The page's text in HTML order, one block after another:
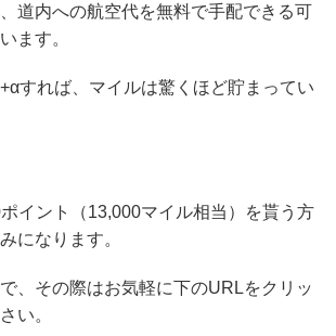
道内への航空代を無料で手配できる可
ます。
すれば、マイルは驚くほど貯まってい
イント（13,000マイル相当）を貰う方
になります。
、その際はお気軽に下のURLをクリッ
い。